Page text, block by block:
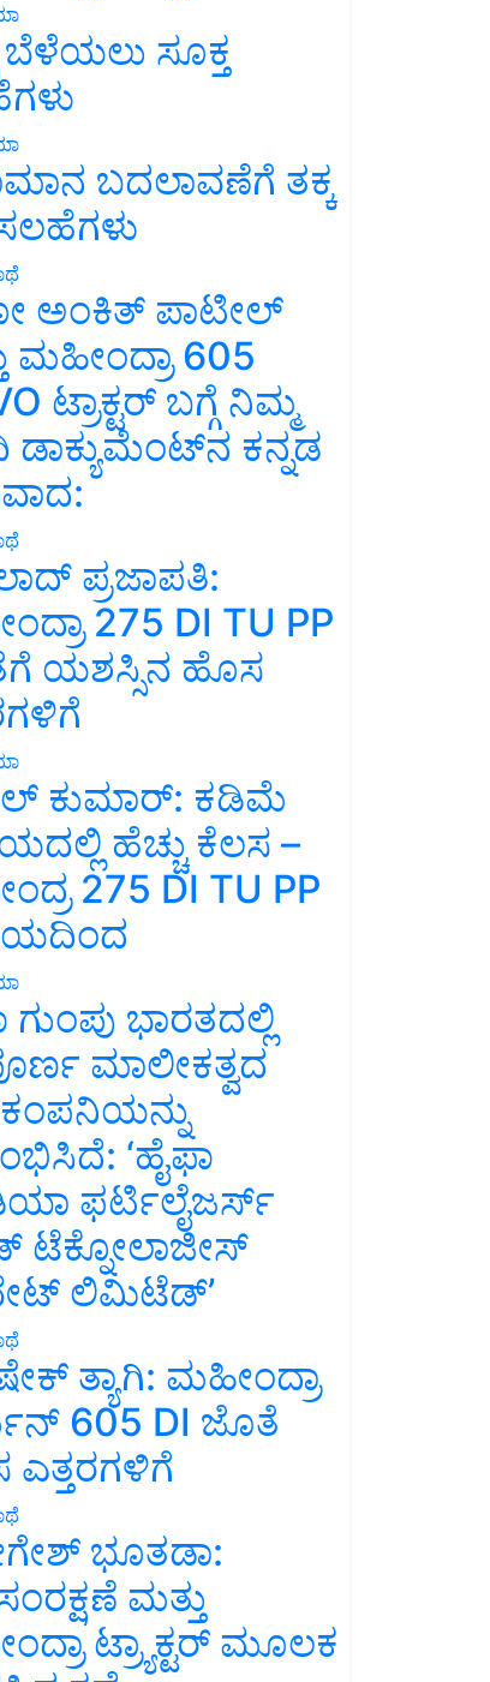
ಬೆಳೆಯಲು ಸೂಕ್ತ
ಬದಲಾವಣೆಗೆ ತಕ್ಕ
ಅಂಕಿತ್ ಪಾಟೀಲ್
ಮಹೀಂದ್ರಾ 605
ಟ್ರಾಕ್ಟರ್ ಬಗ್ಗೆ ನಿಮ್ಮ
ಡಾಕ್ಯುಮೆಂಟ್‌ನ ಕನ್ನಡ
ಪ್ರಜಾಪತಿ:
275 DI TU PP
ಯಶಸ್ಸಿನ ಹೊಸ
ಕುಮಾರ್: ಕಡಿಮೆ
ಹೆಚ್ಚು ಕೆಲಸ –
275 DI TU PP
ಗುಂಪು ಭಾರತದಲ್ಲಿ
ಮಾಲೀಕತ್ವದ
‘ಹೈಫಾ
ಫರ್ಟಿಲೈಜರ್ಸ್
ಟೆಕ್ನೋಲಾಜೀಸ್
ಲಿಮಿಟೆಡ್’
ತ್ಯಾಗಿ: ಮಹೀಂದ್ರಾ
605 DI ಜೊತೆ
ಎತ್ತರಗಳಿಗೆ
ಭೂತಡಾ:
ಮತ್ತು
ಟ್ರ್ಯಾಕ್ಟರ್ ಮೂಲಕ